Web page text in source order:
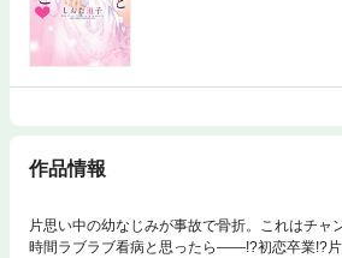
作品情報
片思い中の幼なじみが事故で骨折。これはチャ
時間ラブラブ看病と思ったら――!?初恋卒業!?